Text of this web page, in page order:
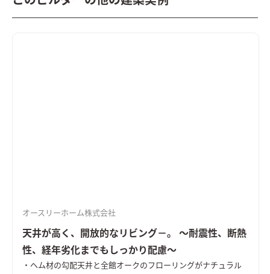
オースリーホーム株式会社
天井が高く、開放的なリビング－。 ～耐震性、断熱
性、経年劣化までもしっかり配慮～
・ヘム材の勾配天井と全館オークのフローリングがナチュラル